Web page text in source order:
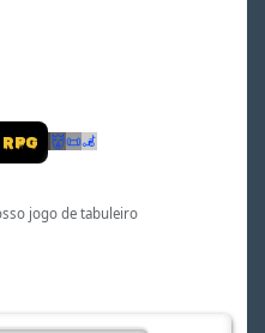
👹📜🦼
jogo de tabuleiro